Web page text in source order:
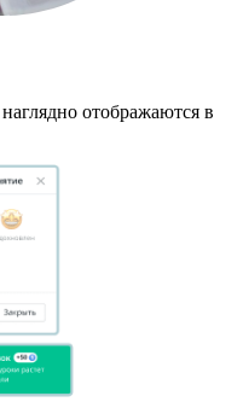
отображаются в